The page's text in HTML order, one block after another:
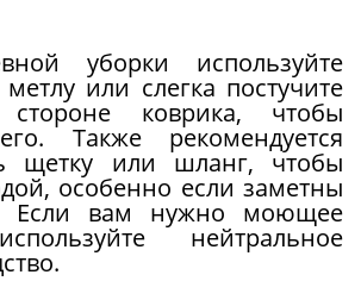
уборки используйте
или слегка постучите
коврика, чтобы
Также рекомендуется
щетку или шланг, чтобы
особенно если заметны
Если вам нужно моющее
нейтральное